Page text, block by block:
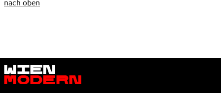
nach oben
Wien
Modern